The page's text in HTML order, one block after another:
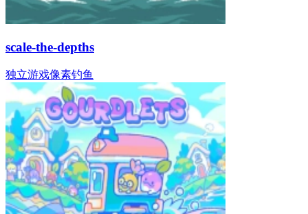
scale-the-depths
独立游戏像素钓鱼